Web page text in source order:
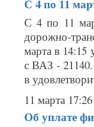
С 4 по 11
С 4 по 11
дорожно-
марта в
с ВАЗ -
в
11 марта 17:26
Об уплате